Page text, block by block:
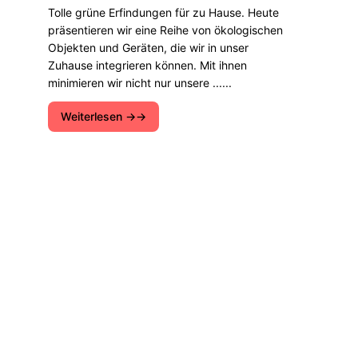
Tolle grüne Erfindungen für zu Hause. Heute
präsentieren wir eine Reihe von ökologischen
Objekten und Geräten, die wir in unser
Zuhause integrieren können. Mit ihnen
minimieren wir nicht nur unsere ......
Weiterlesen →